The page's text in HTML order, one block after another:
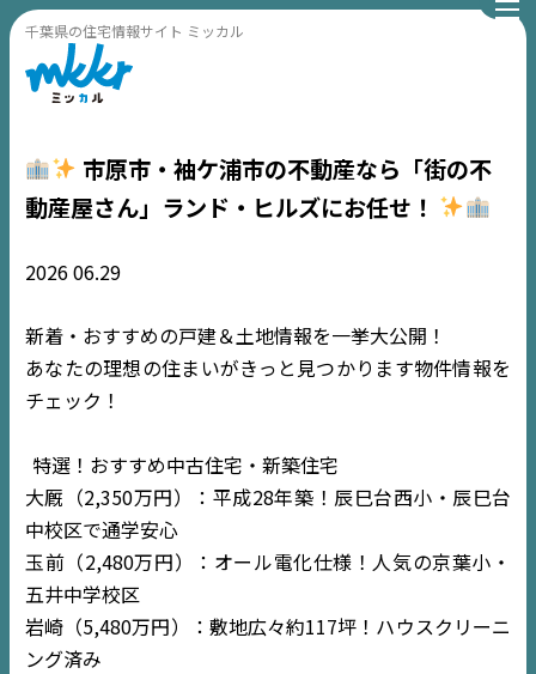
千葉県の住宅情報サイト ミッカル
市原市・袖ケ浦市の不動産なら「街の不
動産屋さん」ランド・ヒルズにお任せ！
202606.29
新着・おすすめの戸建＆土地情報を一挙大公開！
あなたの理想の住まいがきっと見つかります物件情報を
チェック！
特選！おすすめ中古住宅・新築住宅
大厩（2,350万円）：平成28年築！辰巳台西小・辰巳台
中校区で通学安心
玉前（2,480万円）：オール電化仕様！人気の京葉小・
五井中学校区
岩崎（5,480万円）：敷地広々約117坪！ハウスクリーニ
ング済み